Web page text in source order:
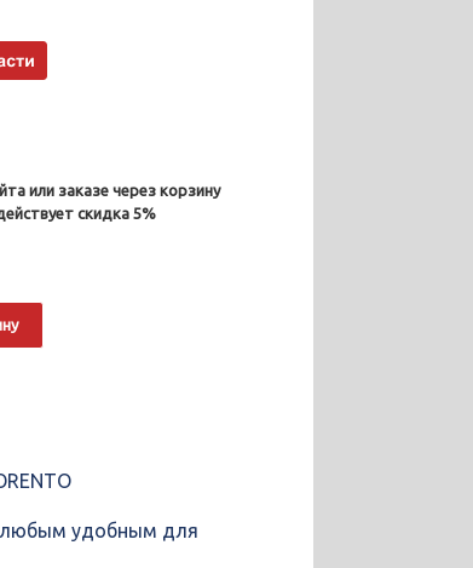
или заказе через корзину
скидка 5%
любым удобным для